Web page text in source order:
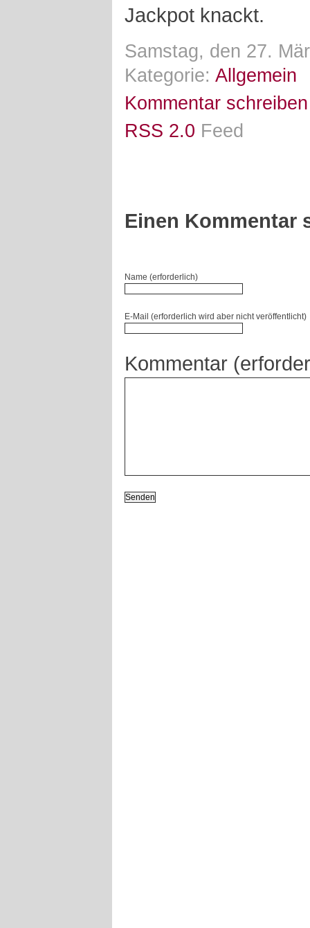
Jackpot knackt.
Samstag, den 27.
Kategorie: Allgemein
Kommentar schreiben
RSS 2.0 Feed
Einen Kommentar
Name (erforderlich)
E-Mail (erforderlich wird aber nicht veröffentlicht)
Kommentar